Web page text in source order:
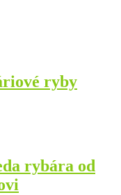
ryby
rybára od